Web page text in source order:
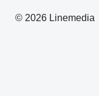
© 2026 Linemedia